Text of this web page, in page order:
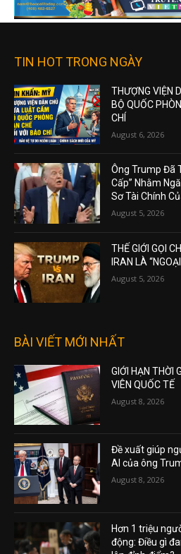
TIN HOT TRONG NGÀY
THƯỢNG VIỆN
BỘ QUỐC
CHÍ
August 6, 2026
Ông Trump Đã
Cấp” Nhằm
Sơ Tài Chính
August 5, 2026
THẾ GIỚI GỌI
IRAN LÀ
August 5, 2026
BÀI VIẾT MỚI NHẤT
GIỚI HẠN THỜI
VIÊN QUỐC TẾ
August 8, 2026
Đề xuất giúp
AI của ông
August 8, 2026
Hơn 1 triệu
động: Điều gì